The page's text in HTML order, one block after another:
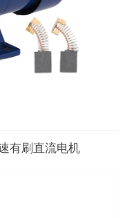
有刷直流电机